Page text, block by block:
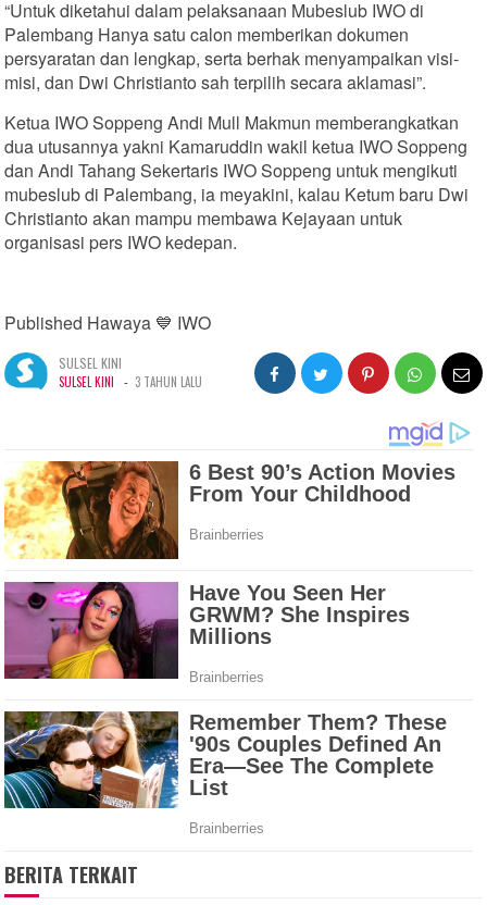
“Untuk diketahui dalam pelaksanaan Mubeslub IWO di
Palembang Hanya satu calon memberikan dokumen
persyaratan dan lengkap, serta berhak menyampaikan visi-
misi, dan Dwi Christianto sah terpilih secara aklamasi”.
Ketua IWO Soppeng Andi Mull Makmun memberangkatkan
dua utusannya yakni Kamaruddin wakil ketua IWO Soppeng
dan Andi Tahang Sekertaris IWO Soppeng untuk mengikuti
mubeslub di Palembang, ia meyakini, kalau Ketum baru Dwi
Christianto akan mampu membawa Kejayaan untuk
organisasi pers IWO kedepan.
Published Hawaya 💙 IWO
SULSEL KINI
SULSEL KINI - 3 TAHUN LALU
BERITA TERKAIT